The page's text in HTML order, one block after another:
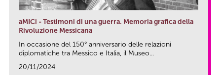
aMICi - Testimoni di una guerra. Memoria grafica della
Rivoluzione Messicana
In occasione del 150° anniversario delle relazioni
diplomatiche tra Messico e Italia, il Museo...
20/11/2024